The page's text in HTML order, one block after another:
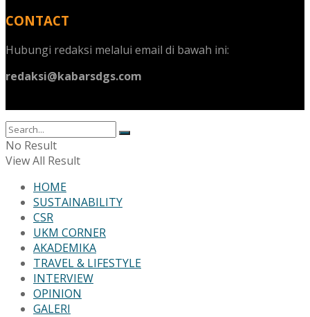
CONTACT
Hubungi redaksi melalui email di bawah ini:
redaksi@kabarsdgs.com
No Result
View All Result
HOME
SUSTAINABILITY
CSR
UKM CORNER
AKADEMIKA
TRAVEL & LIFESTYLE
INTERVIEW
OPINION
GALERI